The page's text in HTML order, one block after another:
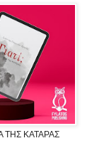
ΤΗΣ ΚΑΤΑΡΑΣ